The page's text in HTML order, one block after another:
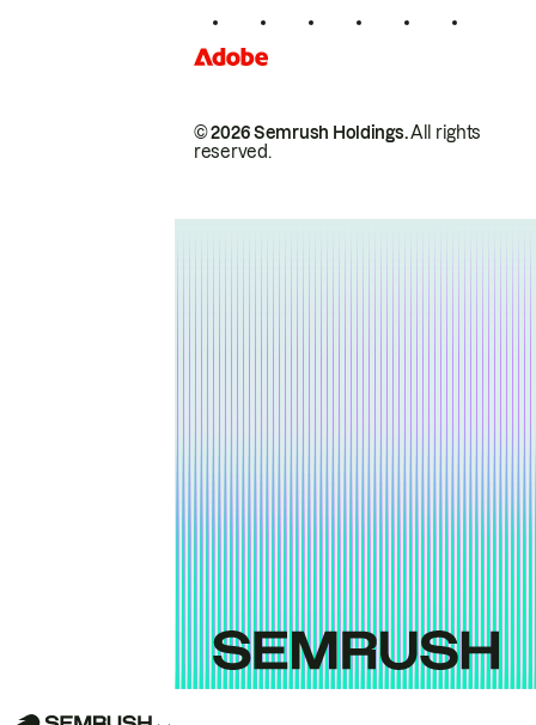
© 2026 Semrush Holdings.All rights
reserved.